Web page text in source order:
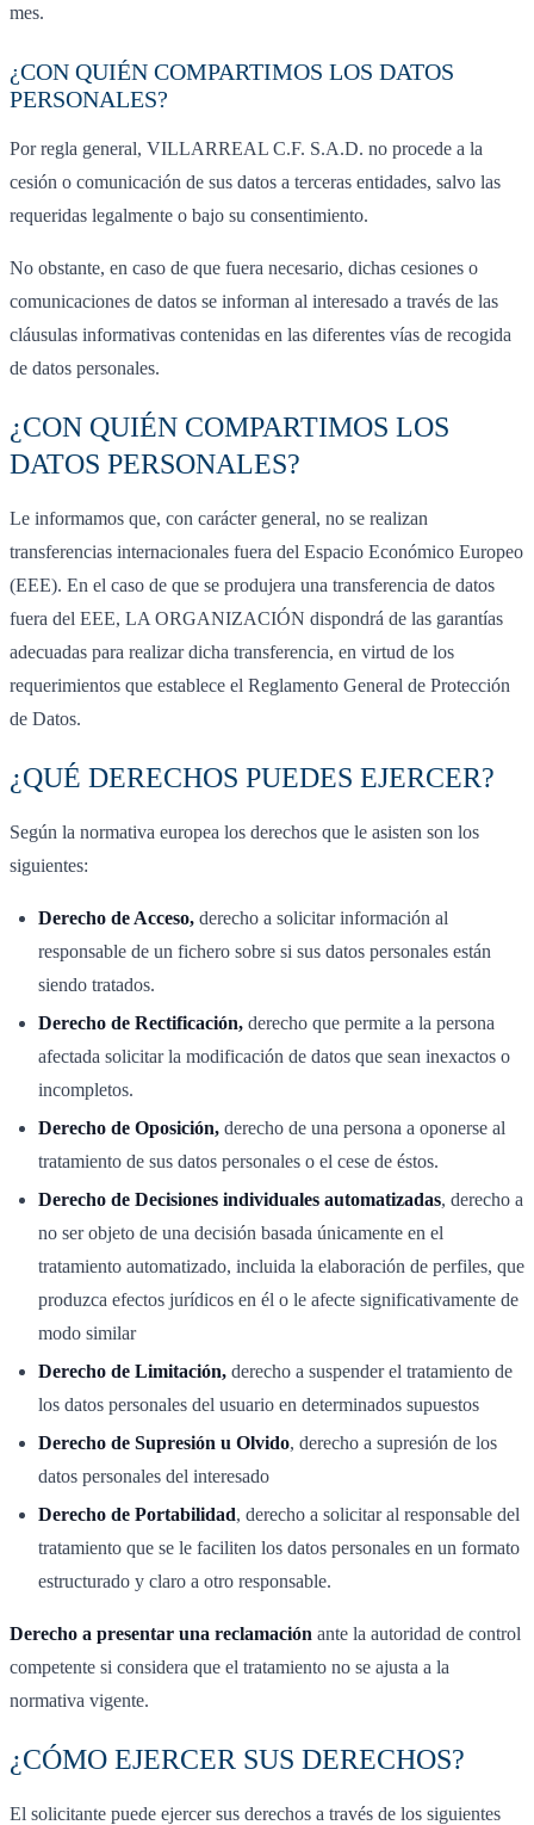
mes.
¿CON QUIÉN COMPARTIMOS LOS DATOS
PERSONALES?
Por regla general, VILLARREAL C.F. S.A.D. no procede a la
cesión o comunicación de sus datos a terceras entidades, salvo las
requeridas legalmente o bajo su consentimiento.
No obstante, en caso de que fuera necesario, dichas cesiones o
comunicaciones de datos se informan al interesado a través de las
cláusulas informativas contenidas en las diferentes vías de recogida
de datos personales.
¿CON QUIÉN COMPARTIMOS LOS
DATOS PERSONALES?
Le informamos que, con carácter general, no se realizan
transferencias internacionales fuera del Espacio Económico Europeo
(EEE). En el caso de que se produjera una transferencia de datos
fuera del EEE, LA ORGANIZACIÓN dispondrá de las garantías
adecuadas para realizar dicha transferencia, en virtud de los
requerimientos que establece el Reglamento General de Protección
de Datos.
¿QUÉ DERECHOS PUEDES EJERCER?
Según la normativa europea los derechos que le asisten son los
siguientes:
Derecho de Acceso, derecho a solicitar información al
responsable de un fichero sobre si sus datos personales están
siendo tratados.
Derecho de Rectificación, derecho que permite a la persona
afectada solicitar la modificación de datos que sean inexactos o
incompletos.
Derecho de Oposición, derecho de una persona a oponerse al
tratamiento de sus datos personales o el cese de éstos.
Derecho de Decisiones individuales automatizadas, derecho a
no ser objeto de una decisión basada únicamente en el
tratamiento automatizado, incluida la elaboración de perfiles, que
produzca efectos jurídicos en él o le afecte significativamente de
modo similar
Derecho de Limitación, derecho a suspender el tratamiento de
los datos personales del usuario en determinados supuestos
Derecho de Supresión u Olvido, derecho a supresión de los
datos personales del interesado
Derecho de Portabilidad, derecho a solicitar al responsable del
tratamiento que se le faciliten los datos personales en un formato
estructurado y claro a otro responsable.
Derecho a presentar una reclamación ante la autoridad de control
competente si considera que el tratamiento no se ajusta a la
normativa vigente.
¿CÓMO EJERCER SUS DERECHOS?
El solicitante puede ejercer sus derechos a través de los siguientes